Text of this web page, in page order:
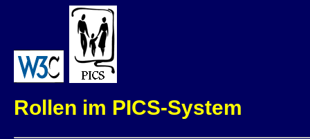
Rollen im PICS-System